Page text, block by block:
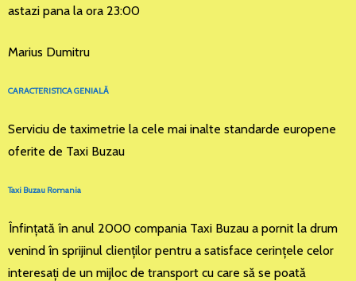
astazi pana la ora 23:00
Marius Dumitru
CARACTERISTICA GENIALĂ
Serviciu de taximetrie la cele mai inalte standarde europene
oferite de Taxi Buzau
Taxi Buzau Romania
Înfinţată în anul 2000 compania Taxi Buzau a pornit la drum
venind în sprijinul clienţilor pentru a satisface cerinţele celor
interesaţi de un mijloc de transport cu care să se poată